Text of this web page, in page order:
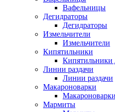
Вафельницы
Дегидраторы
Дегидраторы
Измельчители
Измельчители
Кипятильники
Кипятильники
Линии раздачи
Линии раздачи
Макароноварки
Макароноварки
Мармиты